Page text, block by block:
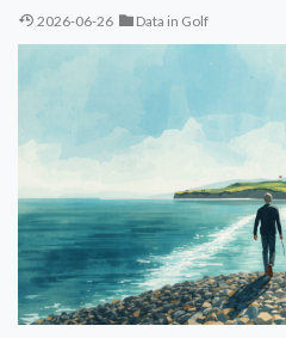
2026-06-26 Data in Golf